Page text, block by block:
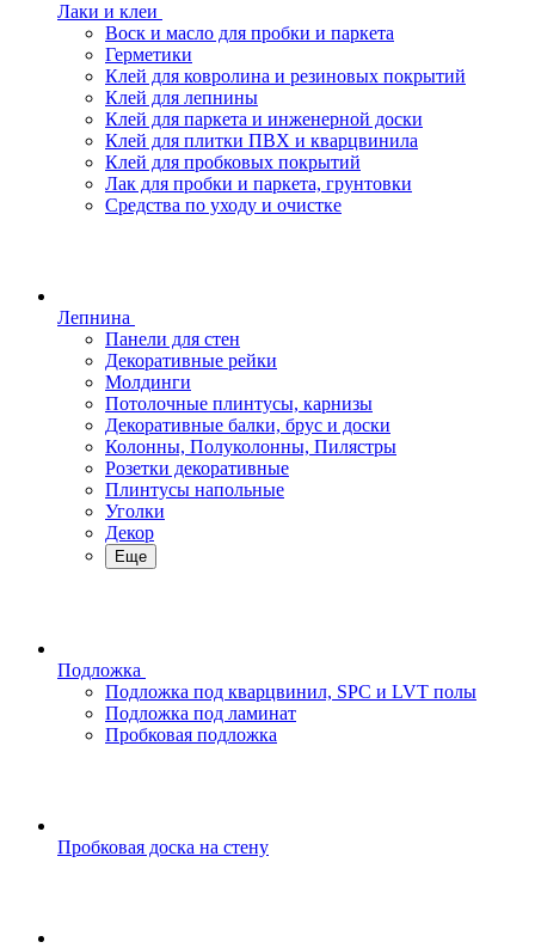
Лаки и клеи
Воск и масло для пробки и паркета
Герметики
Клей для ковролина и резиновых покрытий
Клей для лепнины
Клей для паркета и инженерной доски
Клей для плитки ПВХ и кварцвинила
Клей для пробковых покрытий
Лак для пробки и паркета, грунтовки
Средства по уходу и очистке
Лепнина
Панели для стен
Декоративные рейки
Молдинги
Потолочные плинтусы, карнизы
Декоративные балки, брус и доски
Колонны, Полуколонны, Пилястры
Розетки декоративные
Плинтусы напольные
Уголки
Декор
Еще
Подложка
Подложка под кварцвинил, SPC и LVT полы
Подложка под ламинат
Пробковая подложка
Пробковая доска на стену